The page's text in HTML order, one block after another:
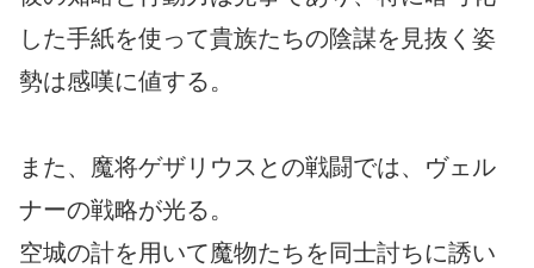
した手紙を使って貴族たちの陰謀を見抜く姿
勢は感嘆に値する。
また、魔将ゲザリウスとの戦闘では、ヴェル
ナーの戦略が光る。
空城の計を用いて魔物たちを同士討ちに誘い